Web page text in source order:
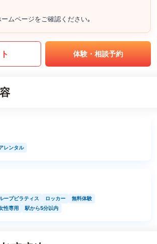
ムページをご確認ください｡
体験・相談予約
レンタル
ープピラティス ロッカー
無料体験
性専用 駅から5分以内